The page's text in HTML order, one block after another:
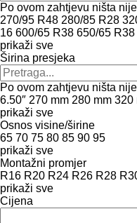
Po ovom zahtjevu ništa
270/95 R48 280/85 R28
16 600/65 R38 650/65 R38
prikaži sve
Širina presjeka
Po ovom zahtjevu ništa
6.50″ 270 mm 280 mm 320
prikaži sve
Osnos visine/širine
65 70 75 80 85 90 95
prikaži sve
Montažni promjer
R16 R20 R24 R26 R28
prikaži sve
Cijena